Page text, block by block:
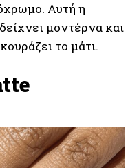
Αυτή η
μοντέρνα και
το μάτι.